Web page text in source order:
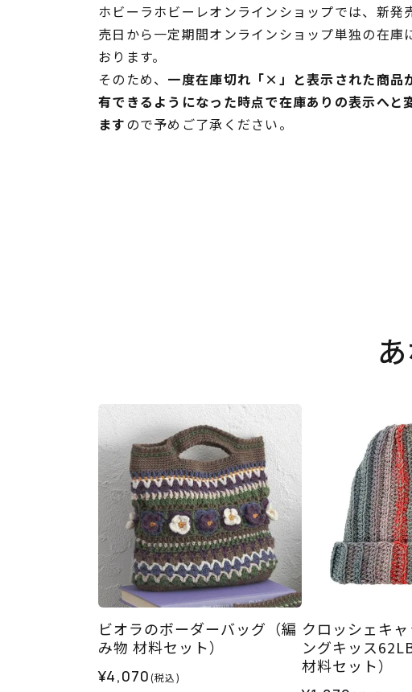
ホビーラホビーレオンラインショップでは、新発
売日から一定期間オンラインショップ単独の在庫
おります。
そのため、 一度在庫切れ「×」と表示された商品
有できるようになった時点で在庫ありの表示へと
ますので予めご了承ください。
ビオラのボーダーバッグ（編
み物 材料セット）
¥4,070(税込)
クロッシェキ
ングキッス
材料セット）